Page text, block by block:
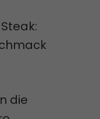
die